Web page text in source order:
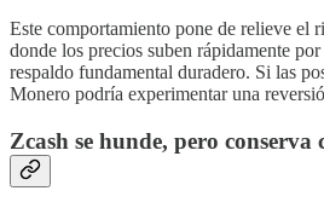
Este comportamiento pone de relieve el
donde los precios suben rápidamente
respaldo fundamental duradero. Si las
Monero podría experimentar una
Zcash se hunde, pero